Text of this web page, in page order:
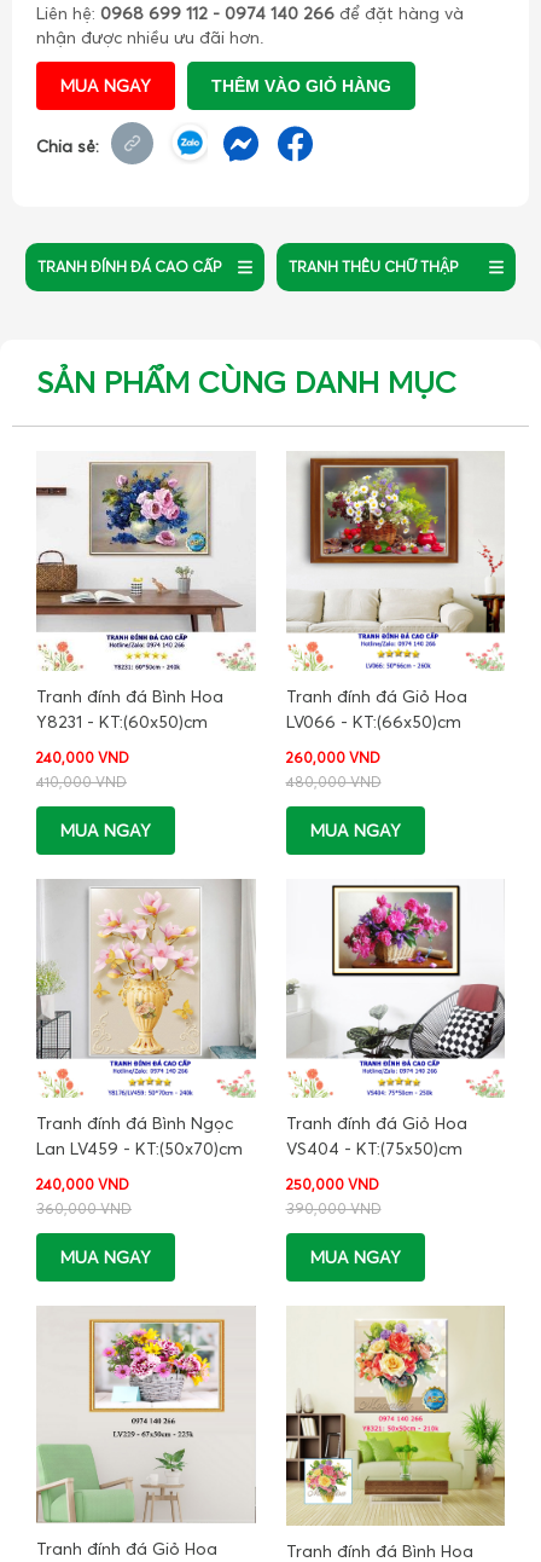
Liên hệ: 0968 699 112 - 0974 140 266 để đặt hàng và
nhận được nhiều ưu đãi hơn.
MUA NGAY THÊM VÀO GIỎ HÀNG
Chia sẻ:
TRANH ĐÍNH ĐÁ CAO CẤP TRANH THÊU CHỮ THẬP
SẢN PHẨM CÙNG DANH MỤC
Tranh đính đá Bình Hoa
Y8231 - KT:(60x50)cm
240,000 VND
410,000 VND
MUA NGAY
Tranh đính đá Giỏ Hoa
LV066 - KT:(66x50)cm
260,000 VND
480,000 VND
MUA NGAY
Tranh đính đá Bình Ngọc
Lan LV459 - KT:(50x70)cm
240,000 VND
360,000 VND
MUA NGAY
Tranh đính đá Giỏ Hoa
VS404 - KT:(75x50)cm
250,000 VND
390,000 VND
MUA NGAY
Tranh đính đá Giỏ Hoa Tranh đính đá Bình Hoa